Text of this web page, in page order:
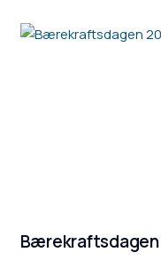
Bærekraftsdagen